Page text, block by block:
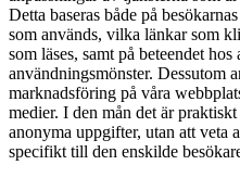
Detta baseras både på
som används, vilka länkar som
som läses, samt på beteendet
användningsmönster. Dessutom
marknadsföring på våra
medier. I den mån det är
anonyma uppgifter, utan att veta
specifikt till den enskilde